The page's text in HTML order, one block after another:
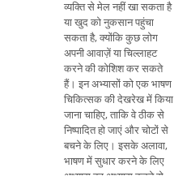
व्यक्ति से मेल नहीं खा सकता है
या खुद को नुकसान पहुंचा
सकता है, क्योंकि कुछ लोग
अपनी आवाज़ें या चिल्लाहट
करने की कोशिश कर सकते
हैं। इन अभ्यासों को एक भाषण
चिकित्सक की देखरेख में किया
जाना चाहिए, ताकि वे ठीक से
निष्पादित हो जाएं और चोटों से
बचने के लिए। इसके अलावा,
भाषण में सुधार करने के लिए
अभ्यास का अभ्यास करने से,